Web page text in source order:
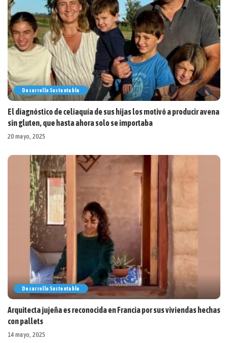
Desarrollo Sustentable
El diagnóstico de celiaquía de sus hijas los motivó a producir avena
sin gluten, que hasta ahora solo se importaba
20 mayo, 2025
Desarrollo Sustentable
Arquitecta jujeña es reconocida en Francia por sus viviendas hechas
con pallets
14 mayo, 2025